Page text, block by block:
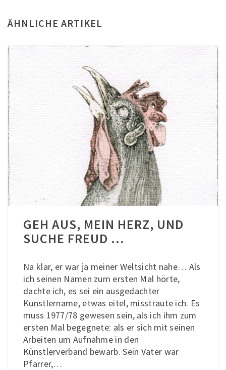
ÄHNLICHE ARTIKEL
GEH AUS, MEIN HERZ, UND
SUCHE FREUD …
Na klar, er war ja meiner Weltsicht nahe… Als
ich seinen Namen zum ersten Mal hörte,
dachte ich, es sei ein ausgedachter
Künstlername, etwas eitel, misstraute ich. Es
muss 1977/78 gewesen sein, als ich ihm zum
ersten Mal begegnete: als er sich mit seinen
Arbeiten um Aufnahme in den
Künstlerverband bewarb. Sein Vater war
Pfarrer,…